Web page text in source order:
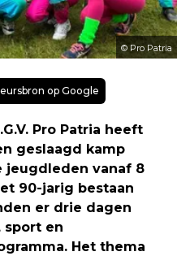
© Pro Patria
op Google
Pro Patria heeft
geslaagd kamp
jeugdleden vanaf 8
90-jarig bestaan
er drie dagen
sport en
Het thema